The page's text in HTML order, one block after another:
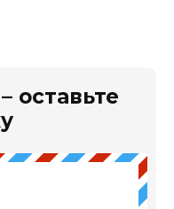
оставьте